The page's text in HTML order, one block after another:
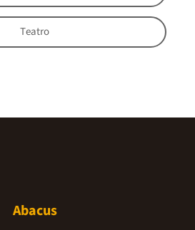
Teatro
Abacus